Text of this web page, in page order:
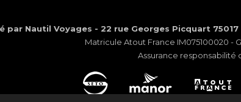
par Nautil Voyages - 22 rue Georges Picquart 75017
Matricule Atout France IM075100020 -
Assurance responsabilité